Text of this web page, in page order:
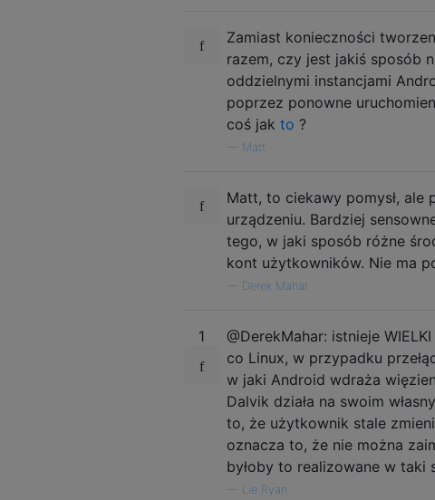
Zamiast konieczności
razem, czy jest jakiś sposób
oddzielnymi instancjami
poprzez ponowne
coś jak to ?
Matt
Matt, to ciekawy pomysł, ale
urządzeniu. Bardziej
tego, w jaki sposób różne
kont użytkowników. Nie ma
Derek Mahar
1
@DerekMahar: istnieje
co Linux, w przypadku
w jaki Android wdraża
Dalvik działa na swoim
to, że użytkownik stale
oznacza to, że nie można
byłoby to realizowane w taki
Lie Ryan